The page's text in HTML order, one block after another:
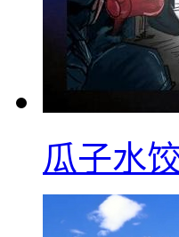
瓜子水